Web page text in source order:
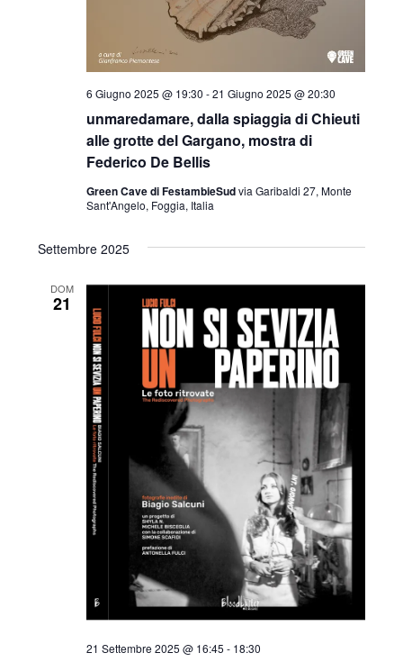
unmaredamare, dalla spiaggia di Chieuti
alle grotte del Gargano, mostra di
Federico De Bellis
6 Giugno 2025 @ 19:30 -21 Giugno 2025 @ 20:30
Green Cave di FestambieSudvia Garibaldi 27, Monte
Sant'Angelo, Foggia, Italia
Settembre 2025
DOM
21
21 Settembre 2025 @ 16:45 - 18:30